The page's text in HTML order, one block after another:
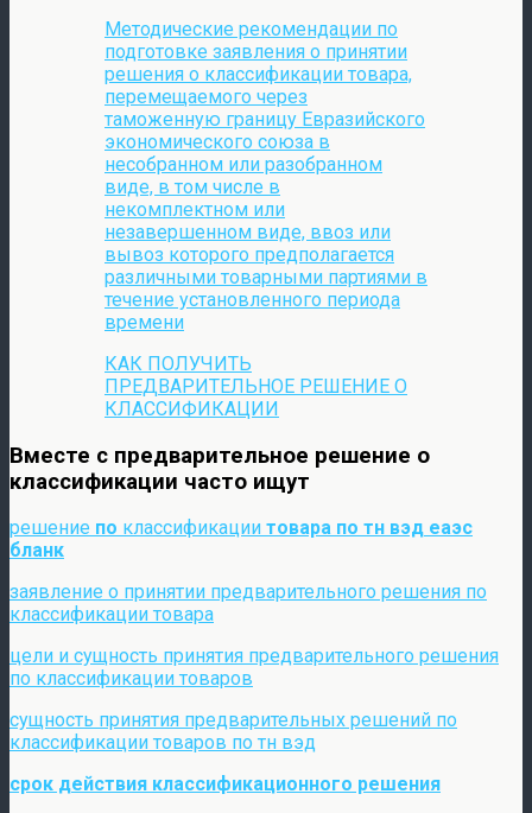
Методические рекомендации по
подготовке заявления о принятии
решения о классификации товара,
перемещаемого через
таможенную границу Евразийского
экономического союза в
несобранном или разобранном
виде, в том числе в
некомплектном или
незавершенном виде, ввоз или
вывоз которого предполагается
различными товарными партиями в
течение установленного периода
времени
КАК ПОЛУЧИТЬ
ПРЕДВАРИТЕЛЬНОЕ РЕШЕНИЕ О
КЛАССИФИКАЦИИ
Вместе с предварительное решение о
классификации часто ищут
решение по классификации товара по тн вэд еаэс
бланк
заявление о принятии предварительного решения по
классификации товара
цели и сущность принятия предварительного решения
по классификации товаров
сущность принятия предварительных решений по
классификации товаров по тн вэд
срок действия классификационного решения